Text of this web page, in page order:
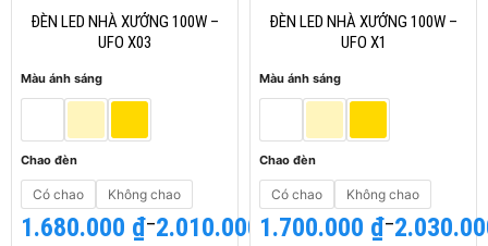
ĐÈN LED NHÀ XƯỞNG 100W –
UFO X03
Màu ánh sáng
Chao đèn
Có chao Không chao
1.680.000 ₫–2.010.000₫
Khoảng
ĐÈN LED NHÀ XƯỞNG 100W –
UFO X1
Màu ánh sáng
Chao đèn
Có chao Không chao
1.700.000 ₫–
Khoảng